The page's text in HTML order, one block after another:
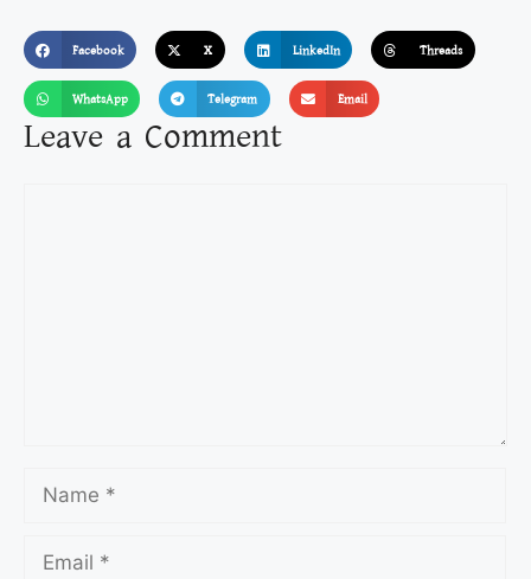
Facebook X LinkedIn Threads
WhatsApp Telegram Email
Leave a Comment